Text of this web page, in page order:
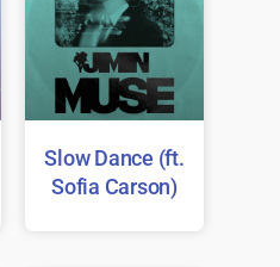
Slow Dance (ft.
Sofia Carson)